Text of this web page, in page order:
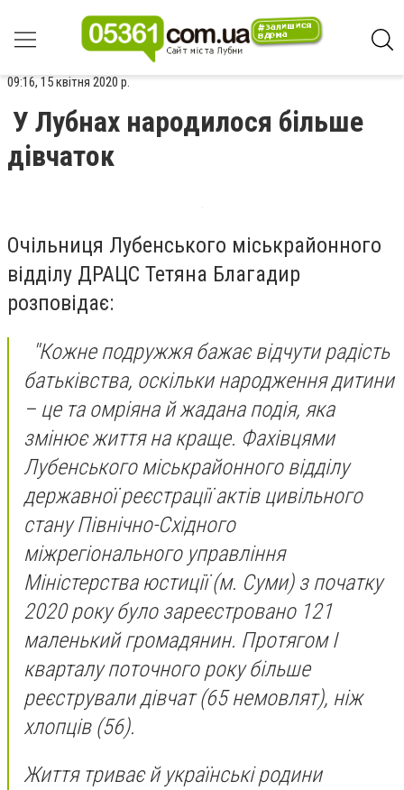
09:16, 15 квітня 2020 р.
У Лубнах народилося більше
дівчаток
Очільниця Лубенського міськрайонного
відділу ДРАЦС Тетяна Благадир
розповідає:
''Кожне подружжя бажає відчути радість
батьківства, оскільки народження дитини
– це та омріяна й жадана подія, яка
змінює життя на краще. Фахівцями
Лубенського міськрайонного відділу
державної реєстрації актів цивільного
стану Північно-Східного
міжрегіонального управління
Міністерства юстиції (м. Суми) з початку
2020 року було зареєстровано 121
маленький громадянин. Протягом І
кварталу поточного року більше
реєстрували дівчат (65 немовлят), ніж
хлопців (56).
Життя триває й українські родини